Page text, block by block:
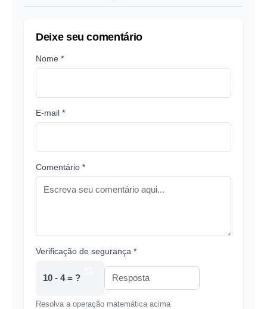
Deixe seu comentário
Nome *
E-mail *
Comentário *
Verificação de segurança *
10 - 4 = ?
Resolva a operação matemática acima